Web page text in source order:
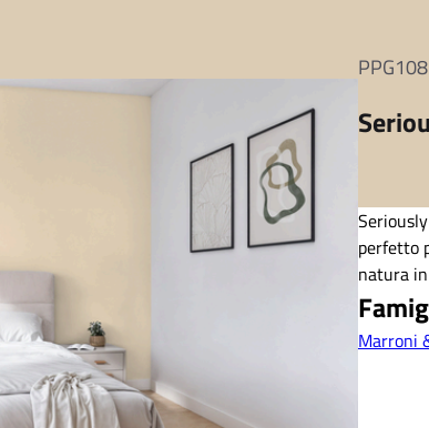
perfetto
natura
Marroni